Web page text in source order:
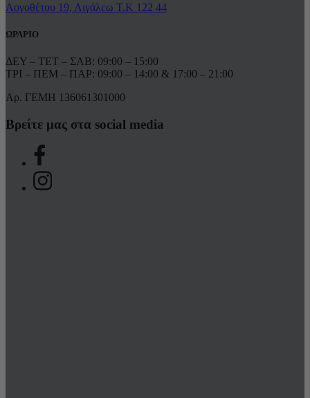
Λογοθέτου 19, Αιγάλεω Τ.Κ 122 44
ΩΡΑΡΙΟ
ΔΕΥ – ΤΕΤ – ΣΑΒ: 09:00 – 15:00
ΤΡΙ – ΠΕΜ – ΠΑΡ: 09:00 – 14:00 & 17:00 – 21:00
Αρ. ΓΕΜΗ 136061301000
Βρείτε μας στα social media